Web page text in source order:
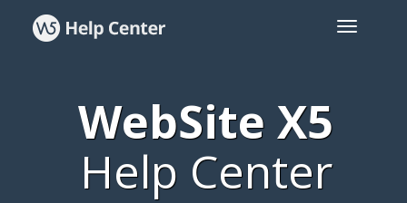
WebSite X5
Help Center